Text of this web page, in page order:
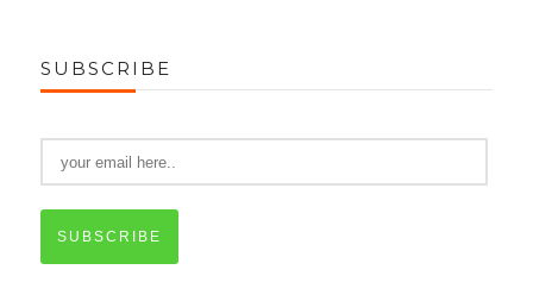
SUBSCRIBE
SUBSCRIBE